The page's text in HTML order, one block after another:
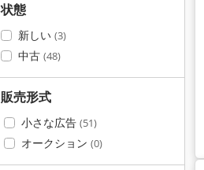
状態
新しい (3)
中古 (48)
販売形式
小さな広告 (51)
オークション (0)